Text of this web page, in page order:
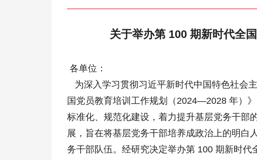
关于举办第 100 期新时代全
各单位：
为深入学习贯彻习近平新时代中国特色社会
国党员教育培训工作规划（2024—2028 年）
标准化、规范化建设，着力提升基层党务干部
展，旨在将基层党务干部培养成政治上的明白
务干部队伍。经研究决定举办第 100 期新时